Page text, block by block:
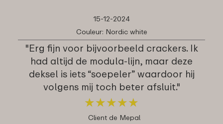
15-12-2024
Couleur: Nordic white
"Erg fijn voor bijvoorbeeld crackers. Ik
had altijd de modula-lijn, maar deze
deksel is iets “soepeler” waardoor hij
volgens mij toch beter afsluit."
★★★★★
★★★★★
Client de Mepal